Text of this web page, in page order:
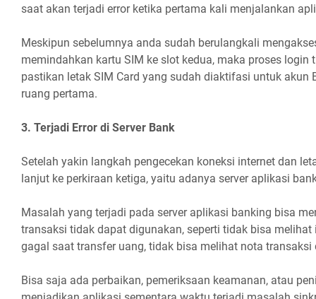
saat akan terjadi error ketika pertama kali menjalankan
Meskipun sebelumnya anda sudah berulangkali
memindahkan kartu SIM ke slot kedua, maka proses
pastikan letak SIM Card yang sudah diaktifasi untuk akun
ruang pertama.
3. Terjadi Error di Server Bank
Setelah yakin langkah pengecekan koneksi internet dan
lanjut ke perkiraan ketiga, yaitu adanya server aplikasi
Masalah yang terjadi pada server aplikasi banking bisa
transaksi tidak dapat digunakan, seperti tidak bisa
gagal saat transfer uang, tidak bisa melihat nota transaksi
Bisa saja ada perbaikan, pemeriksaan keamanan, atau